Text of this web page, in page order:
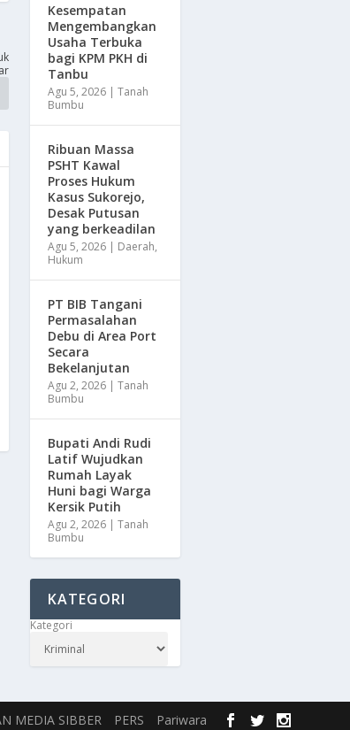
Kesempatan
Mengembangkan
Usaha Terbuka
bagi KPM PKH di
Tanbu
Agu 5, 2026| Tanah
Bumbu
Ribuan Massa
PSHT Kawal
Proses Hukum
Kasus Sukorejo,
Desak Putusan
yang berkeadilan
Agu 5, 2026| Daerah,
Hukum
PT BIB Tangani
Permasalahan
Debu di Area Port
Secara
Bekelanjutan
Agu 2, 2026| Tanah
Bumbu
Bupati Andi Rudi
Latif Wujudkan
Rumah Layak
Huni bagi Warga
Kersik Putih
Agu 2, 2026| Tanah
Bumbu
KATEGORI
Kategori
MEDIA SIBBER PERS Pariwara